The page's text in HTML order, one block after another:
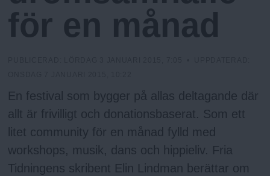
N
u
n
y
för en månad
En festival som bygger på allas deltagande där
allt är frivilligt och donationsbaserat. Som ett
litet community för en månad fylld med
workshops, musik, dans och hippieliv. Fria
Tidningens skribent Elin Lindman berättar om